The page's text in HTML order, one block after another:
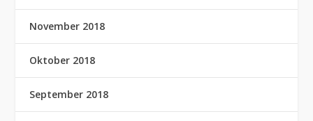
November 2018
Oktober 2018
September 2018